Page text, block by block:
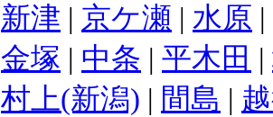
新津 | 京ケ瀬 | 水原 |
金塚 | 中条 | 平木田 |
村上(新潟) | 間島 |